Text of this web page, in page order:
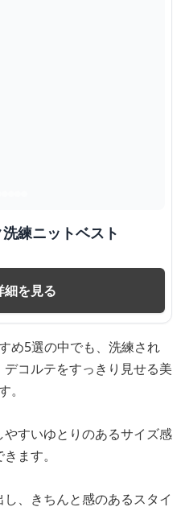
練ニットベスト
細を見る
め5選の中でも、洗練され
コルテをすっきり見せる美
。
すいゆとりのあるサイズ感
ます。
、きちんと感のあるスタイ